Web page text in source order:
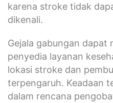
karena stroke tidak
dikenali.
Gejala gabungan
penyedia layanan
lokasi stroke dan
terpengaruh. Keadaan
dalam rencana